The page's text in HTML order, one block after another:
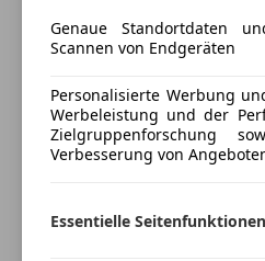
Head-up display
Klimaautomatik
Lederausstattung
Lederlenkrad
Navigationssystem
Ihre Ansprechpartner für
Bernd Spiegl, Tel: 0660/
Marcel Winkler, Tel: 0660/
Genaue Standortdaten
Scannen von Endgeräten
Personalisierte Werbung
Werbeleistung und der
Zielgruppenforschung
Verbesserung von
Essentielle Seitenfunktionen